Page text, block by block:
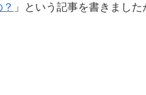
」という記事を書きまし